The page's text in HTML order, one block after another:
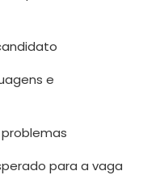
e
para a vaga